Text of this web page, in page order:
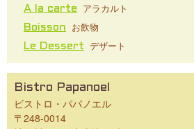
A la carte アラカルト
Boisson お飲物
Le Dessert デザート
Bistro Papanoel
ビストロ・パパノエル
〒248-0014